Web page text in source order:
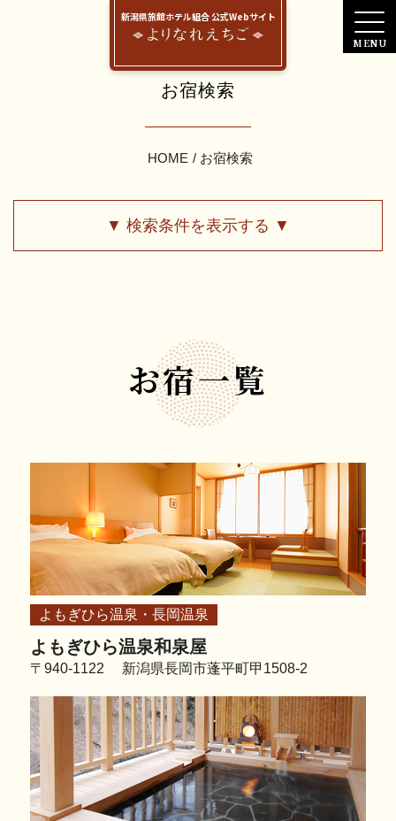
新潟県旅館ホテル組合 公式Webサイト
お宿検索
HOME お宿検索
▼ 検索条件を表示する ▼
お宿一覧
よもぎひら温泉・長岡温泉
よもぎひら温泉和泉屋
〒940-1122 新潟県長岡市蓬平町甲1508-2